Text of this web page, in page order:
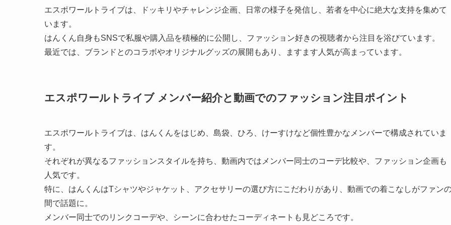
エスポワールトライブは、ドッキリやチャレンジ企画、日常の様子を発信し、若者を中心に絶大な支持を集めて
います。
はんくん自身もSNSで私服や購入品を積極的に公開し、ファッション好きの視聴者から注目を浴びています。
最近では、ブランドとのコラボやオリジナルグッズの展開もあり、ますます人気が高まっています。
エスポワールトライブ メンバー紹介と動画でのファッション注目ポイント
エスポワールトライブは、はんくんをはじめ、島袋、ひろ、けーすけなど個性豊かなメンバーで構成されていま
す。
それぞれが異なるファッションスタイルを持ち、動画内ではメンバー同士のコーデ比較や、ファッション企画も
人気です。
特に、はんくんはTシャツやジャケット、アクセサリーの選び方にこだわりがあり、動画での着こなしがファン
間で話題に。
メンバー同士でのリンクコーデや、シーンに合わせたコーディネートも見どころです。